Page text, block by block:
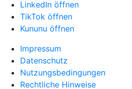
LinkedIn öffnen
TikTok öffnen
Kununu öffnen
Impressum
Datenschutz
Nutzungsbedingungen
Rechtliche Hinweise